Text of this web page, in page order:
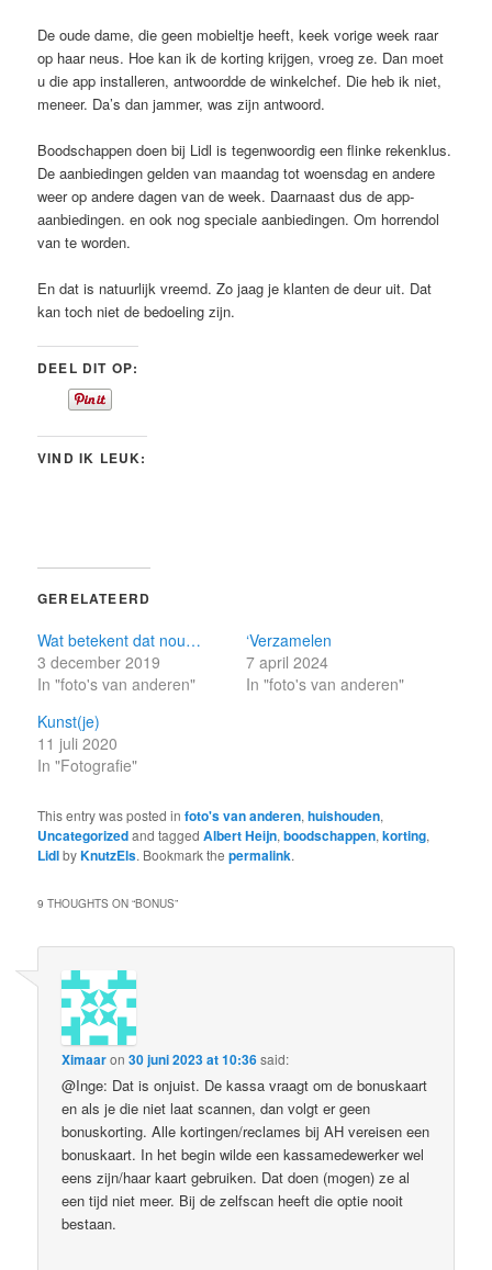
De oude dame, die geen mobieltje heeft, keek vorige week raar
op haar neus. Hoe kan ik de korting krijgen, vroeg ze. Dan moet
u die app installeren, antwoordde de winkelchef. Die heb ik niet,
meneer. Da’s dan jammer, was zijn antwoord.
Boodschappen doen bij Lidl is tegenwoordig een flinke rekenklus.
De aanbiedingen gelden van maandag tot woensdag en andere
weer op andere dagen van de week. Daarnaast dus de app-
aanbiedingen. en ook nog speciale aanbiedingen. Om horrendol
van te worden.
En dat is natuurlijk vreemd. Zo jaag je klanten de deur uit. Dat
kan toch niet de bedoeling zijn.
DEEL DIT OP:
VIND IK LEUK:
GERELATEERD
Wat betekent dat nou…
3 december 2019
In "foto's van anderen"
‘Verzamelen
7 april 2024
In "foto's van anderen"
Kunst(je)
11 juli 2020
In "Fotografie"
This entry was posted infoto's van anderen,huishouden,
Uncategorizedand taggedAlbert Heijn,boodschappen,korting,
LidlbyKnutzEls. Bookmark thepermalink.
9 THOUGHTS ON “BONUS”
Ximaaron30 juni 2023 at 10:36said:
@Inge: Dat is onjuist. De kassa vraagt om de bonuskaart
en als je die niet laat scannen, dan volgt er geen
bonuskorting. Alle kortingen/reclames bij AH vereisen een
bonuskaart. In het begin wilde een kassamedewerker wel
eens zijn/haar kaart gebruiken. Dat doen (mogen) ze al
een tijd niet meer. Bij de zelfscan heeft die optie nooit
bestaan.